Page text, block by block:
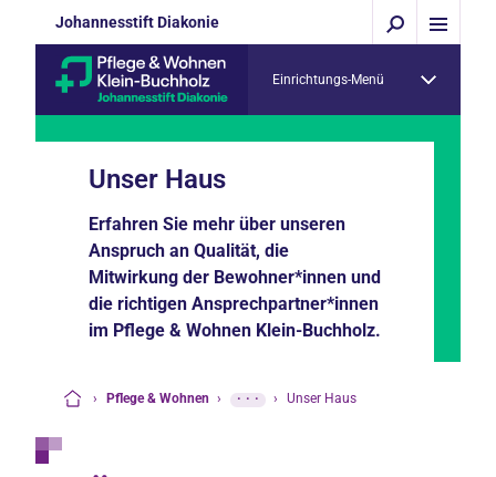
Johannesstift Diakonie
Einrichtungs-Menü
Unser Haus
Erfahren Sie mehr über unseren
Anspruch an Qualität, die
Mitwirkung der Bewohner*innen und
die richtigen Ansprechpartner*innen
im Pflege & Wohnen Klein-Buchholz.
› Pflege & Wohnen › ··· › Unser Haus